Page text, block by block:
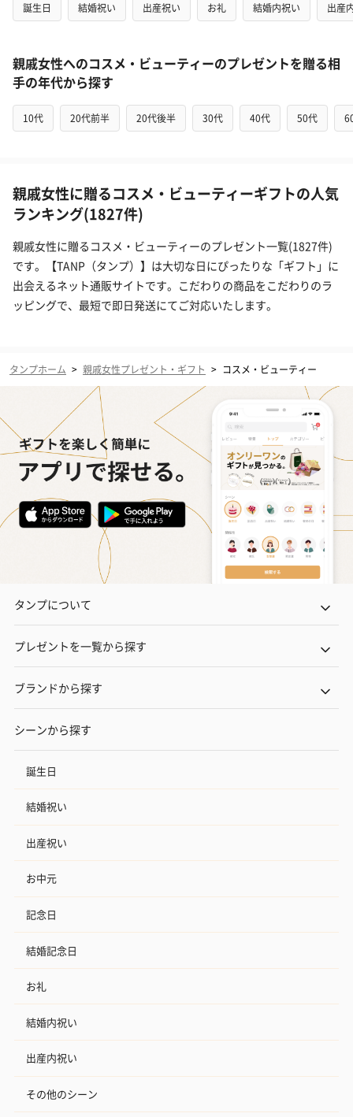
誕生日 結婚祝い 出産祝い お礼 結婚内祝い 出産
親戚女性へのコスメ・ビューティーのプレゼントを贈る相
手の年代から探す
10代 20代前半 20代後半 30代 40代 50代
親戚女性に贈るコスメ・ビューティーギフトの人気
ランキング(1827件)
親戚女性に贈るコスメ・ビューティーのプレゼント一覧(1827件)
です。【TANP（タンプ）】は大切な日にぴったりな「ギフト」に
出会えるネット通販サイトです。こだわりの商品をこだわりのラ
ッピングで、最短で即日発送にてご対応いたします。
タンプホーム > 親戚女性プレゼント・ギフト > コスメ・ビューティー
タンプについて
プレゼントを一覧から探す
ブランドから探す
シーンから探す
誕生日
結婚祝い
出産祝い
お中元
記念日
結婚記念日
お礼
結婚内祝い
出産内祝い
その他のシーン